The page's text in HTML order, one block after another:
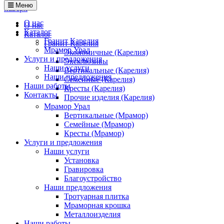
наверх
Меню
О нас
Каталог
Гранит Карелия
Мрамор Урал
Услуги и предложения
Наши услуги
Наши предложения
Наши работы
Контакты
О нас
Каталог
Гранит Карелия
Экономичные (Карелия)
Эксклюзивы
Вертикальные (Карелия)
Семейные (Карелия)
Кресты (Карелия)
Прочие изделия (Карелия)
Мрамор Урал
Вертикальные (Мрамор)
Семейные (Мрамор)
Кресты (Мрамор)
Услуги и предложения
Наши услуги
Установка
Гравировка
Благоустройство
Наши предложения
Тротуарная плитка
Мраморная крошка
Металлоизделия